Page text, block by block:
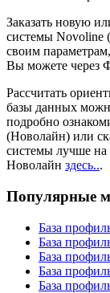
Заказать новую
системы Novoline
своим
Вы можете через
Рассчитать
базы данных
подробно
(Новолайн) или
системы лучше
Новолайн здесь...
Популярные
База
База
База
База
База